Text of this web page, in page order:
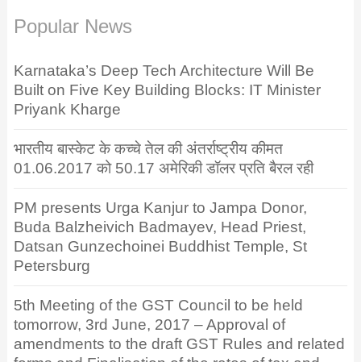
Popular News
Karnataka’s Deep Tech Architecture Will Be
Built on Five Key Building Blocks: IT Minister
Priyank Kharge
भारतीय बास्केट के कच्चे तेल की अंतर्राष्ट्रीय कीमत
01.06.2017 को 50.17 अमेरिकी डॉलर प्रति बैरल रही
PM presents Urga Kanjur to Jampa Donor,
Buda Balzheivich Badmayev, Head Priest,
Datsan Gunzechoinei Buddhist Temple, St
Petersburg
5th Meeting of the GST Council to be held
tomorrow, 3rd June, 2017 – Approval of
amendments to the draft GST Rules and related